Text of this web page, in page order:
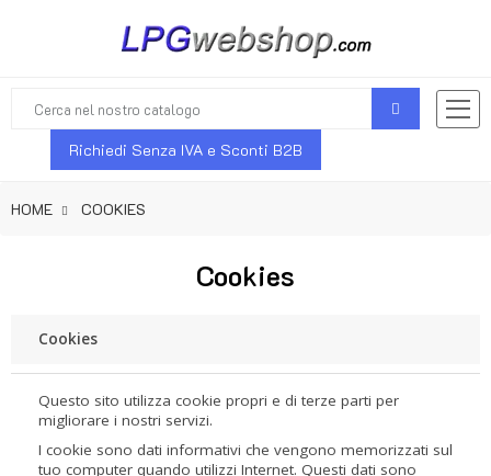
Richiedi Senza IVA e Sconti B2B
HOME COOKIES
Cookies
Cookies
Questo sito utilizza cookie propri e di terze parti per
migliorare i nostri servizi.
I cookie sono dati informativi che vengono memorizzati sul
tuo computer quando utilizzi Internet. Questi dati sono